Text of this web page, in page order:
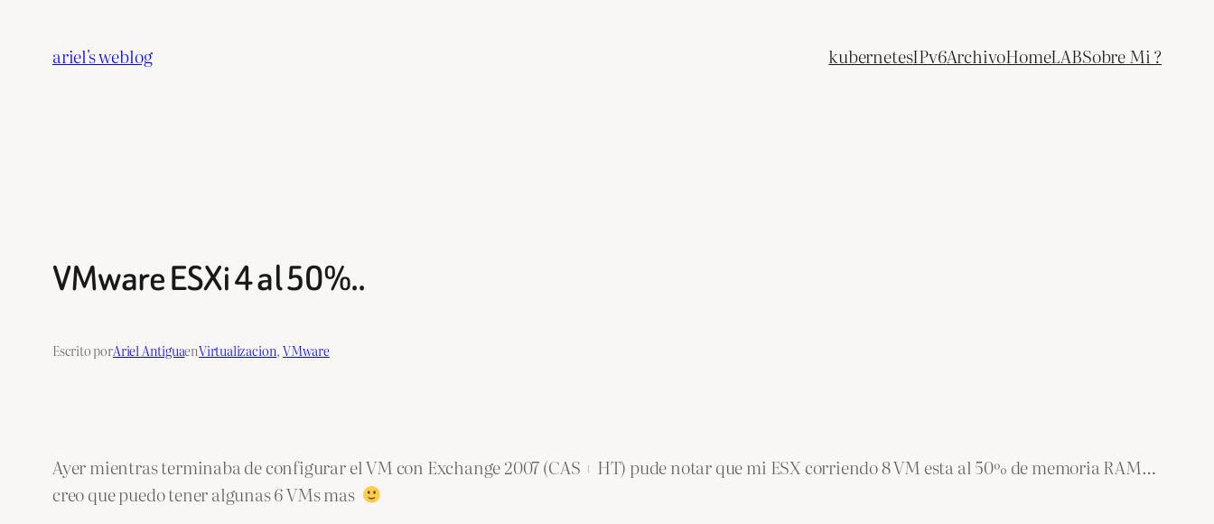
contenido
ariel's weblog kubernetesIPv6ArchivoHomeLABSobre Mi ?
VMware ESXi 4 al 50%..
Escrito porAriel AntiguaenVirtualizacion, VMware
Ayer mientras terminaba de configurar el VM con Exchange 2007 (CAS + HT) pude notar que mi ESX corriendo 8 VM esta al 50% de memoria RAM…
creo que puedo tener algunas 6 VMs mas